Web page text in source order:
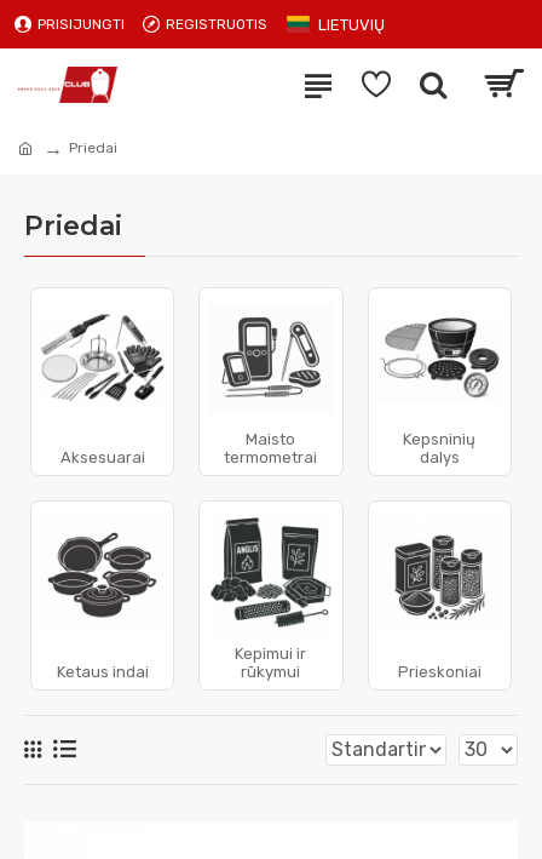
PRISIJUNGTI REGISTRUOTIS LIETUVIŲ
Priedai
Priedai
Aksesuarai
Maisto
termometrai
Kepsninių
dalys
Ketaus indai
Kepimui ir
rūkymui
Prieskoniai